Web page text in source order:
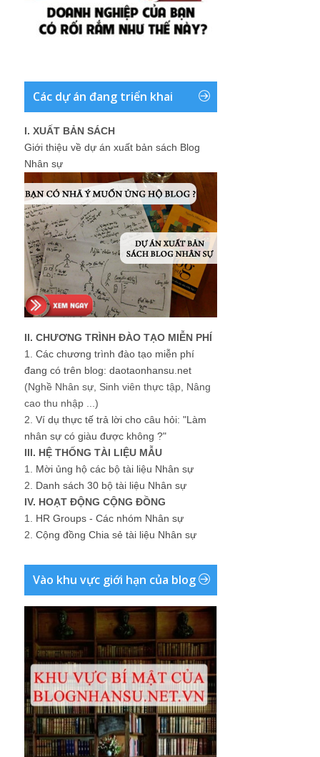
Các dự án đang triển khai
I. XUẤT BẢN SÁCH
Giới thiệu về dự án xuất bản sách Blog
Nhân sự
II. CHƯƠNG TRÌNH ĐÀO TẠO MIỄN PHÍ
1. Các chương trình đào tạo miễn phí
đang có trên blog: daotaonhansu.net
(Nghề Nhân sự, Sinh viên thực tập, Nâng
cao thu nhập ...)
2. Ví dụ thực tế trả lời cho câu hỏi: "Làm
nhân sự có giàu được không ?"
III. HỆ THỐNG TÀI LIỆU MẪU
1. Mời ủng hộ các bộ tài liệu Nhân sự
2. Danh sách 30 bộ tài liệu Nhân sự
IV. HOẠT ĐỘNG CỘNG ĐỒNG
1. HR Groups - Các nhóm Nhân sự
2. Cộng đồng Chia sẻ tài liệu Nhân sự
Vào khu vực giới hạn của blog